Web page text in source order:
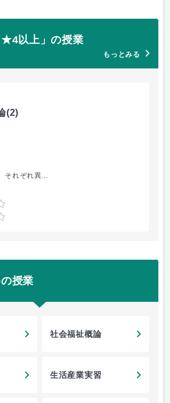
★4以上」の授業
もっとみる
(2)
それぞれ異...
授業
社会福祉概論
生活産業実習